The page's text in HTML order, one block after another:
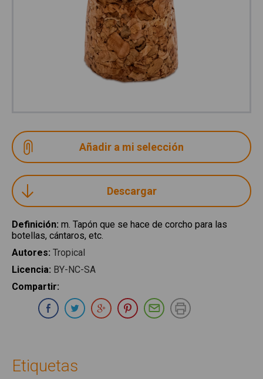
Descargar
Definición: m. Tapón que se hace de corcho para las
botellas, cántaros, etc.
Autores: Tropical
Licencia: BY-NC-SA
Compartir:
Compartir en Whatsapp
Compartir en Facebook
Compartir en Twitter
Compartir en Google Plus
Compartir en Pinterest
Compartir por E-
Etiquetas